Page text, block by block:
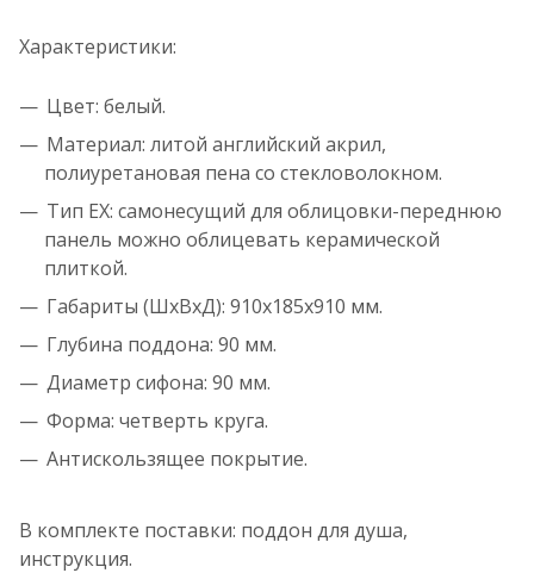
Характеристики:
Цвет: белый.
Материал: литой английский акрил,
полиуретановая пена со стекловолокном.
Тип EX: самонесущий для облицовки-переднюю
панель можно облицевать керамической
плиткой.
Габариты (ШхВхД): 910х185х910 мм.
Глубина поддона: 90 мм.
Диаметр сифона: 90 мм.
Форма: четверть круга.
Антискользящее покрытие.
В комплекте поставки: поддон для душа,
инструкция.